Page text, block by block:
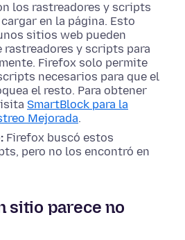
los rastreadores y scripts
en la página. Esto
sitios web pueden
rastreadores y scripts para
Firefox solo permite
necesarios para que el
el resto. Para obtener
SmartBlock para la
Mejorada.
Firefox buscó estos
pero no los encontró en
sitio parece no